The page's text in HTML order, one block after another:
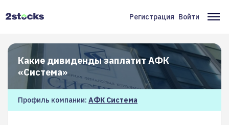
Меню
учётной
записи
пользователя
Регистрация Войти
Какие дивиденды заплатит АФК
«Система»
Профиль компании: АФК Система